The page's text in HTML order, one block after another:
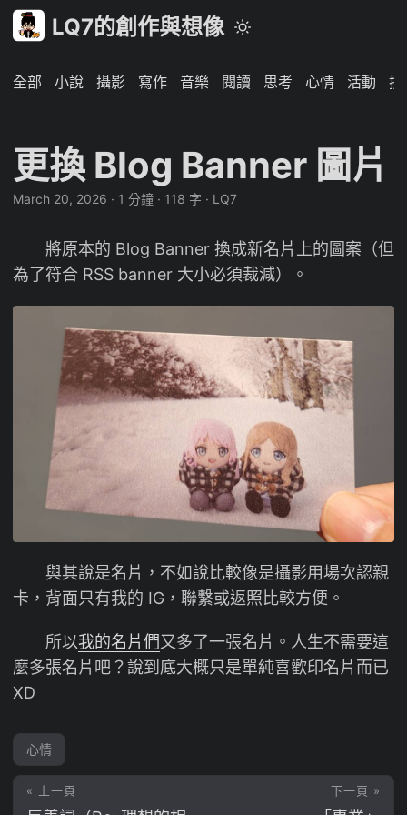
LQ7的創作與想像
全部 小說 攝影 寫作 音樂 閱讀 思考 心情 活動 技
更換 Blog Banner 圖片
March 20, 2026 · 1 分鐘 · 118 字 · LQ7
將原本的 Blog Banner 換成新名片上的圖案（但
為了符合 RSS banner 大小必須裁減）。
與其說是名片，不如說比較像是攝影用場次認親
卡，背面只有我的 IG，聯繫或返照比較方便。
所以我的名片們又多了一張名片。人生不需要這
麼多張名片吧？說到底大概只是單純喜歡印名片而已
XD
心情
« 上一頁 下一頁 »